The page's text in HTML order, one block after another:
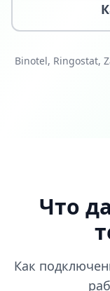
Binotel, Ringostat,
Что
Как